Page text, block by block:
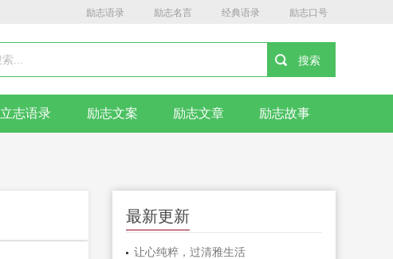
励志语录 励志名言 经典语录 励志口号
立志语录 励志文案 励志文章 励志故事
最新更新
让心纯粹，过清雅生活